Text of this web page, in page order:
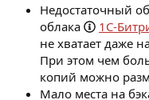
Недостаточный
облака
1С-
не хватает даже
При этом чем
копий можно
Мало места на